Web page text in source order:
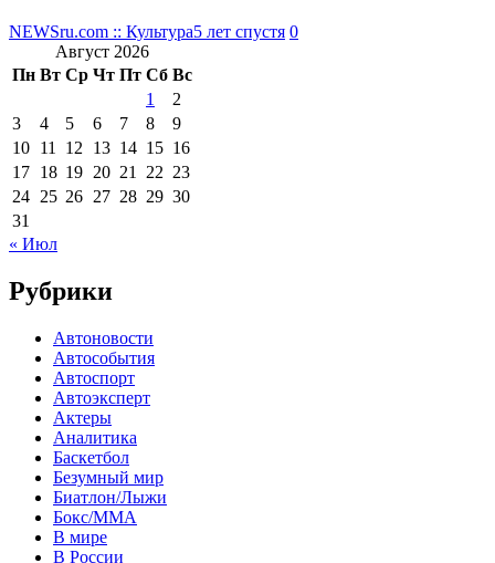
NEWSru.com :: Культура5 лет спустя 0
Август 2026
Пн Вт Ср Чт Пт Сб Вс
1
2
3
4 5 6 7 8
9
10 11 12 13 14 15 16
17 18 19 20 21 22 23
24 25 26 27 28 29 30
31
« Июл
Рубрики
Автоновости
Автособытия
Автоспорт
Автоэксперт
Актеры
Аналитика
Баскетбол
Безумный мир
Биатлон/Лыжи
Бокс/MMA
В мире
В России